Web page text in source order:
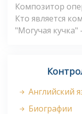
Композитор
Кто является
"Могучая кучка"
Английский
Биографии